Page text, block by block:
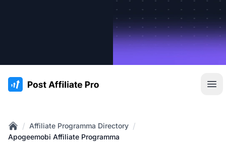
:site.title
Home
/ Affiliate Programma Directory /
Apogeemobi Affiliate Programma